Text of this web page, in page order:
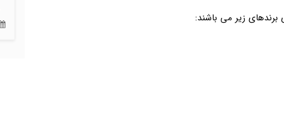
برندهای زیر می باشند: